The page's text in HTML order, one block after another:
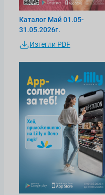
Каталог Май 01.05-
31.05.2026г.
Изтегли PDF